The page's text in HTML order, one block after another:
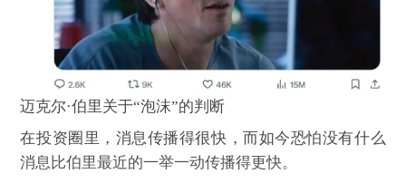
迈克尔·伯里关于“泡沫”的判断
在投资圈里，消息传播得很快，而如今恐怕没有什么
消息比伯里最近的一举一动传播得更快。